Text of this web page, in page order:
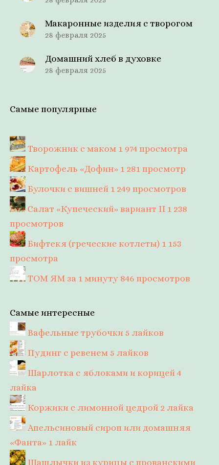
Макаронные изделия с творогом
28 февраля 2025
Домашний хлеб в духовке
28 февраля 2025
Самые популярные
Творожник с маком 1 974 просмотра
Картофель «Дофин» 1 281 просмотр
Булочки с вишней 1 249 просмотров
Салат «Купеческий» вариант II 1 238
просмотров
Бифтекя (греческие котлеты) 1 153
просмотра
ТОМ ЯМ за 1 минуту 846 просмотров
Самые интересные
Вафельные трубочки 5 лайков
Пудинг с ревенем 5 лайков
Шарлотка с яблоками и корицей4
лайка
Коржики с лимонной цедрой 2 лайка
Апельсиновый сироп или домашняя
«Фанта» 1 лайк
Шашлычки из курицы с прованскими